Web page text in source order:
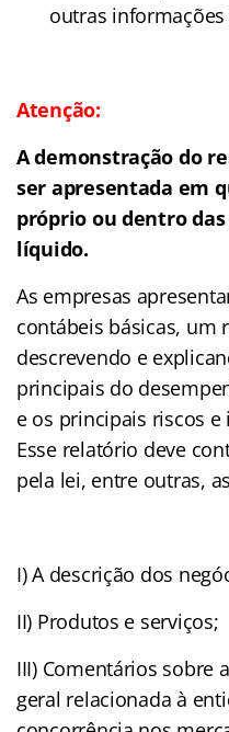
outras
Atenção:
A demonstração do
ser apresentada em
próprio ou dentro
líquido.
As empresas
contábeis básicas, um
descrevendo e
principais do
e os principais riscos
Esse relatório deve
pela lei, entre outras,
I) A descrição dos
II) Produtos e serviços;
III) Comentários sobre
geral relacionada à